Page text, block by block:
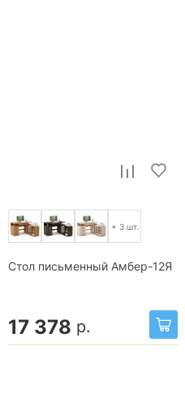
+ 3 шт.
Стол письменный Амбер-12Я
17 378 р.